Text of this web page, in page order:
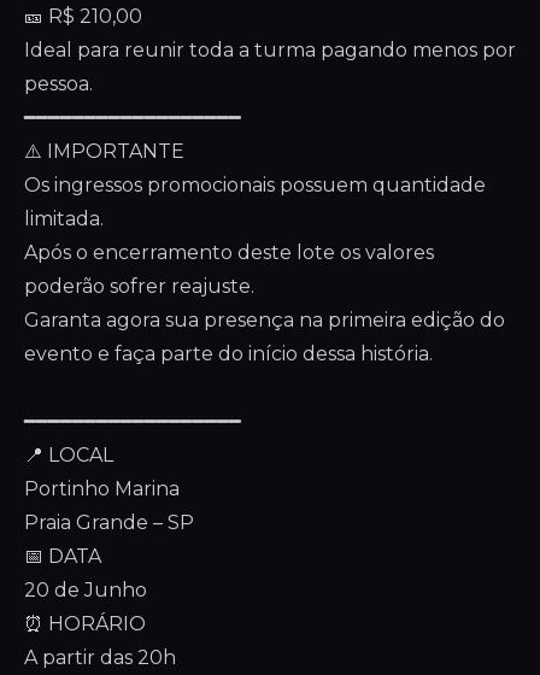
🎫 R$ 210,00
Ideal para reunir toda a turma pagando menos por
pessoa.
━━━━━━━━━━━━━━━━━━
⚠️ IMPORTANTE
Os ingressos promocionais possuem quantidade
limitada.
Após o encerramento deste lote os valores
poderão sofrer reajuste.
Garanta agora sua presença na primeira edição do
evento e faça parte do início dessa história.
━━━━━━━━━━━━━━━━━━
📍 LOCAL
Portinho Marina
Praia Grande – SP
📅 DATA
20 de Junho
⏰ HORÁRIO
A partir das 20h